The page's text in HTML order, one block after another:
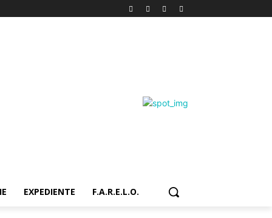
EXPEDIENTE F.A.R.E.L.O.